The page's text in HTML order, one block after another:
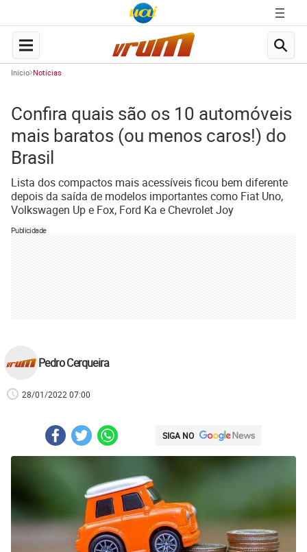
Início Notícias
Confira quais são os 10 automóveis
mais baratos (ou menos caros!) do
Brasil
Lista dos compactos mais acessíveis ficou bem diferente
depois da saída de modelos importantes como Fiat Uno,
Volkswagen Up e Fox, Ford Ka e Chevrolet Joy
Publicidade
Pedro Cerqueira
28/01/2022 07:00
SIGA NO